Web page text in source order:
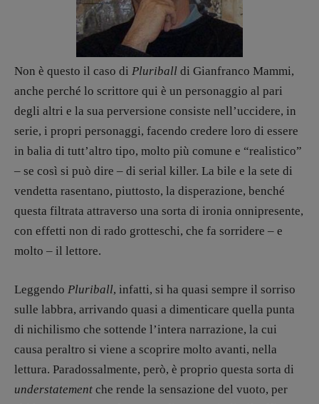
Valerio Evangelisti
Vampirismi
DIRETTRICE RESPONSABILE
Antonella Marrone
EDAZIONE
Walter Catalano,Giuseppe Costigliola,
Anna da Re, Roberto Derobertis,Elio
Grasso,Fabio Malagnini,Valentina
Marcoli
Elisabetta Michielin
Nicole
CONTATTI
recensioni:
Elio Grasso
[eliovoyager@gmail.com]
Coordinamento Primo Piano
Elisabetta Michielin
[michielin.elisabetta@gmail.com]
Coordinamento News in breve:
Anna da Re
Non è questo il caso di Pluriball di Gianfranco Mammi,
anche perché lo scrittore qui è un personaggio al pari
degli altri e la sua perversione consiste nell’uccidere, in
serie, i propri personaggi, facendo credere loro di essere
in balia di tutt’altro tipo, molto più comune e “realistico”
– se così si può dire – di serial killer. La bile e la sete di
vendetta rasentano, piuttosto, la disperazione, benché
questa filtrata attraverso una sorta di ironia onnipresente,
con effetti non di rado grotteschi, che fa sorridere – e
molto – il lettore.
Leggendo Pluriball, infatti, si ha quasi sempre il sorriso
sulle labbra, arrivando quasi a dimenticare quella punta
di nichilismo che sottende l’intera narrazione, la cui
causa peraltro si viene a scoprire molto avanti, nella
lettura. Paradossalmente, però, è proprio questa sorta di
understatement che rende la sensazione del vuoto, per